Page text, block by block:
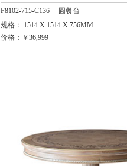
F8102-715-C136
圆餐台
规格： 1514 X 1514 X 756MM
价格：￥36,999